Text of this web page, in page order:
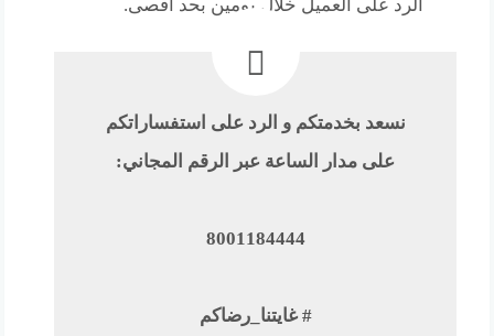
الرد على العميل خلال يومين بحد أقصى.
نسعد بخدمتكم و الرد على استفساراتكم
على مدار الساعة عبر الرقم المجاني:
8001184444
# غايتنا_رضاكم